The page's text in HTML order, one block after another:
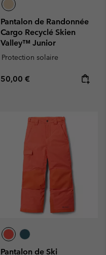
Pantalon de Randonnée
Cargo Recyclé Skien
Valley™ Junior
Protection solaire
Regular price:
50,00 €
Pantalon de Ski